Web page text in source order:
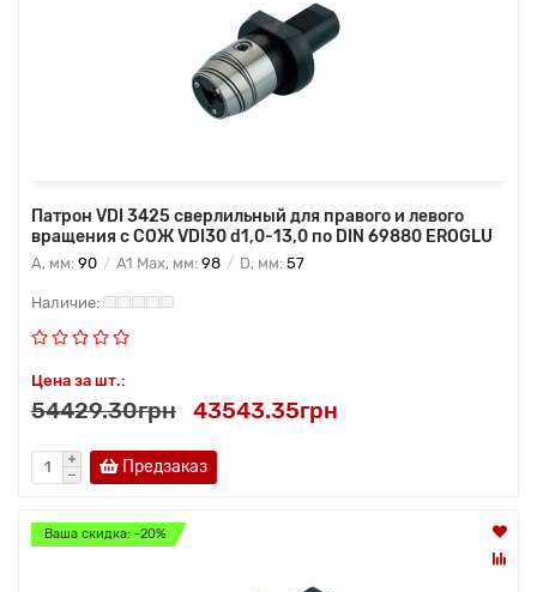
Патрон VDI 3425 сверлильный для правого и левого
вращения с СОЖ VDI30 d1,0-13,0 по DIN 69880 EROGLU
A, мм: 90 A1 Max, мм: 98 D, мм: 57
Цена за шт.:
54429.30грн 43543.35грн
Предзаказ
Ваша скидка: -20%